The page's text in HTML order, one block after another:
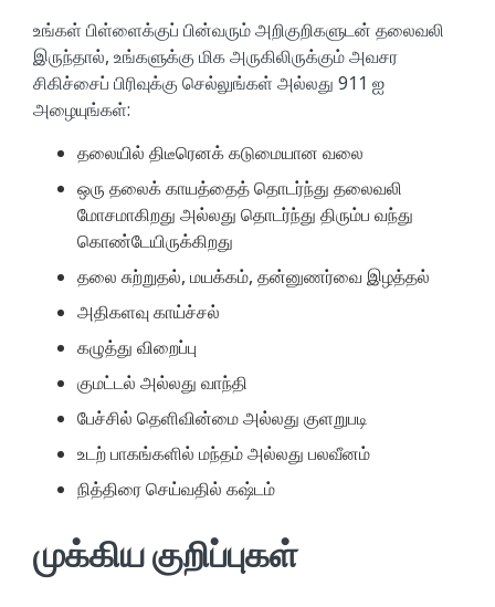
உங்கள் பிள்ளைக்குப் பின்வரும் அறிகுறிகளுடன் தலைவலி
இருந்தால், உங்களுக்கு மிக அருகிலிருக்கும் அவசர
சிகிச்சைப் பிரிவுக்கு செல்லுங்கள் அல்லது 911 ஐ
அழையுங்கள்:
தலையில் திடீரெனக் கடுமையான வலை
ஒரு தலைக் காயத்தைத் தொடர்ந்து தலைவலி
மோசமாகிறது அல்லது தொடர்ந்து திரும்ப வந்து
கொண்டேயிருக்கிறது
தலை சுற்றுதல், மயக்கம், தன்னுணர்வை இழத்தல்
அதிகளவு காய்ச்சல்
கழுத்து விறைப்பு
குமட்டல் அல்லது வாந்தி
பேச்சில் தெளிவின்மை அல்லது குளறுபடி
உடற் பாகங்களில் மந்தம் அல்லது பலவீனம்
நித்திரை செய்வதில் கஷ்டம்
முக்கிய குறிப்புகள்